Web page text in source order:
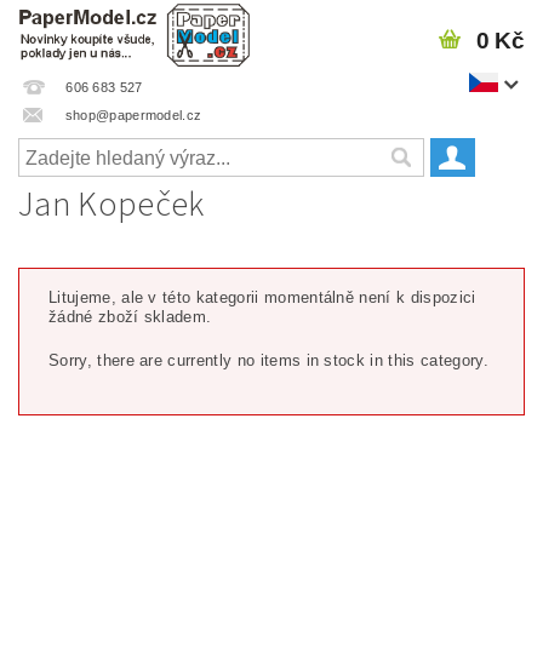
606 683 527
shop@papermodel.cz
0 Kč
Jan Kopeček
Litujeme, ale v této kategorii momentálně není k dispozici
žádné zboží skladem.
Sorry, there are currently no items in stock in this category.